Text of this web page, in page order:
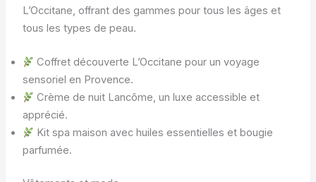
L’Occitane, offrant des gammes pour tous les âges et
tous les types de peau.
Coffret découverte L’Occitane pour un voyage
sensoriel en Provence.
Crème de nuit Lancôme, un luxe accessible et
apprécié.
Kit spa maison avec huiles essentielles et bougie
parfumée.